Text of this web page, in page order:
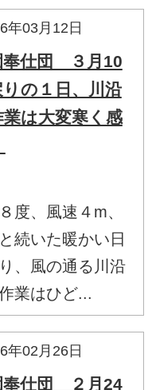
年03月12日
奉仕団 ３月10
の１日、川沿
は大変寒く感
度、風速４m、
続いた暖かい日
、風の通る川沿
業はひど...
年02月26日
奉仕団 ２月24